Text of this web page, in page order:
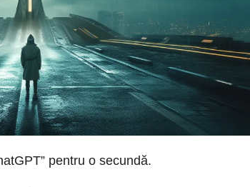
pentru o secundă.